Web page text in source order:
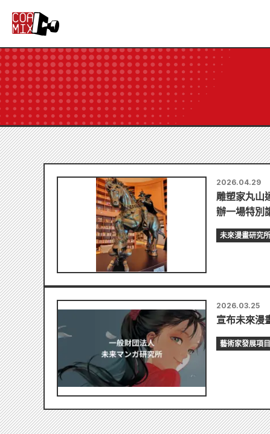
2026.04.29
雕塑家丸山
辦一場特別
未來漫畫研究所
2026.03.25
宣布未來漫
藝術家發展項目